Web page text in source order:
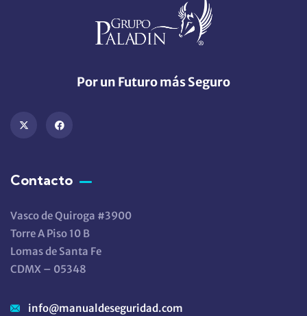
Por un Futuro más Seguro
Contacto
Vasco de Quiroga #3900
Torre A Piso 10 B
Lomas de Santa Fe
CDMX – 05348
info@manualdeseguridad.com